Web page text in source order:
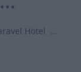
το
Hotel ...